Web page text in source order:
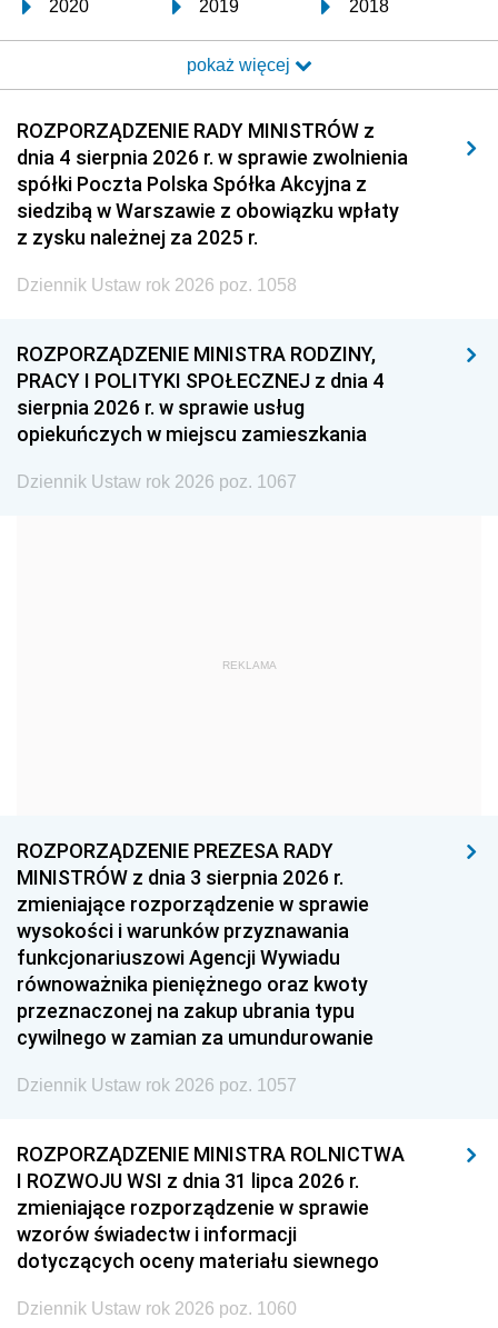
2020 2019 2018
2017 2016 2015
2014 2013 2012
2011 2010 2009
2008 2007 2006
2005 2004 2003
2002 2001
1999 1998
1993 1992 1991
1990 1989
1987 1986 1985
1984 1983
1957 1956
1954 1953
1951 1950
1948 1947
1945 1944 1939
1938 1937 1936
1935 1934
1929 1928 1927
1926 1925 1924
1923 1922
pokaż więcej
ROZPORZĄDZENIE RADY MINISTRÓW z
dnia 4 sierpnia 2026 r. w sprawie zwolnienia
spółki Poczta Polska Spółka Akcyjna z
siedzibą w Warszawie z obowiązku wpłaty
z zysku należnej za 2025 r.
Dziennik Ustaw rok 2026 poz. 1058
ROZPORZĄDZENIE MINISTRA RODZINY,
PRACY I POLITYKI SPOŁECZNEJ z dnia 4
sierpnia 2026 r. w sprawie usług
opiekuńczych w miejscu zamieszkania
Dziennik Ustaw rok 2026 poz. 1067
REKLAMA
ROZPORZĄDZENIE PREZESA RADY
MINISTRÓW z dnia 3 sierpnia 2026 r.
zmieniające rozporządzenie w sprawie
wysokości i warunków przyznawania
funkcjonariuszowi Agencji Wywiadu
równoważnika pieniężnego oraz kwoty
przeznaczonej na zakup ubrania typu
cywilnego w zamian za umundurowanie
Dziennik Ustaw rok 2026 poz. 1057
ROZPORZĄDZENIE MINISTRA ROLNICTWA
I ROZWOJU WSI z dnia 31 lipca 2026 r.
zmieniające rozporządzenie w sprawie
wzorów świadectw i informacji
dotyczących oceny materiału siewnego
Dziennik Ustaw rok 2026 poz. 1060